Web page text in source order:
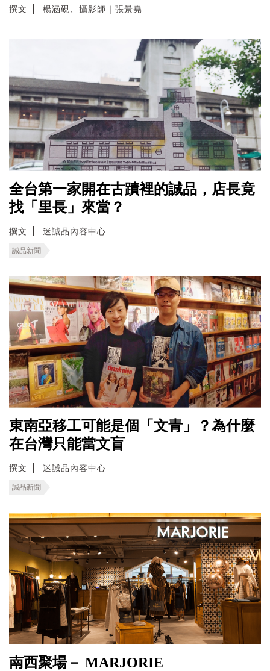
撰文 楊涵硯、攝影師｜張景堯
全台第一家開在古蹟裡的誠品，店長竟
找「里長」來當？
撰文 迷誠品內容中心
誠品新聞
東南亞移工可能是個「文青」？為什麼
在台灣只能當文盲
撰文 迷誠品內容中心
誠品新聞
南西聚場－ MARJORIE